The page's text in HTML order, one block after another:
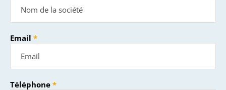
Email
Téléphone